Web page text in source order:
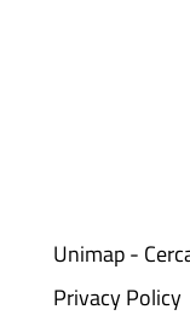
Unimap -
Privacy Policy